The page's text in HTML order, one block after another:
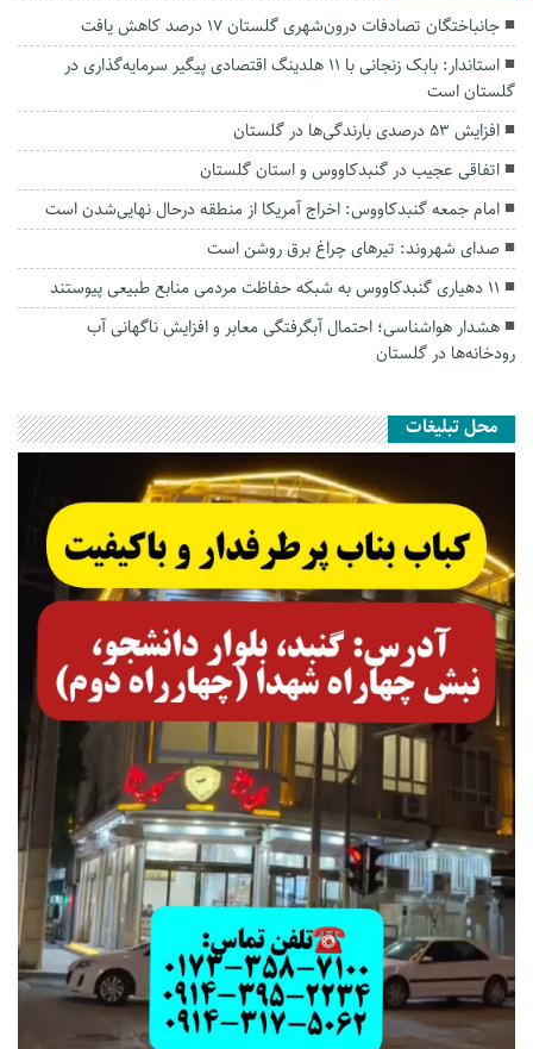
جانباختگان تصادفات درون‌شهری گلستان ۱۷ درصد کاهش یافت
استاندار: بابک زنجانی با ۱۱ هلدینگ اقتصادی پیگیر سرمایه‌گذاری در
گلستان است
افزایش ۵۳ درصدی بارندگی‌ها در گلستان
اتفاقی عجیب در‌ گنبدکاووس و استان گلستان
امام جمعه گنبدکاووس: اخراج آمریکا از منطقه درحال نهایی‌شدن است
صدای شهروند: تیرهای چراغ برق روشن است
۱۱ دهیاری گنبدکاووس به شبکه حفاظت مردمی منابع طبیعی پیوستند
هشدار هواشناسی؛ احتمال آبگرفتگی معابر و افزایش ناگهانی آب
رودخانه‌ها در گلستان
محل تبلیغات